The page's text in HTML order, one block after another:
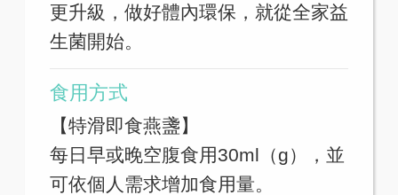
更升級，做好體內環保，就從全家益
生菌開始。
食用方式
【特滑即食燕盞】
每日早或晚空腹食用30ml（g），並
可依個人需求增加食用量。